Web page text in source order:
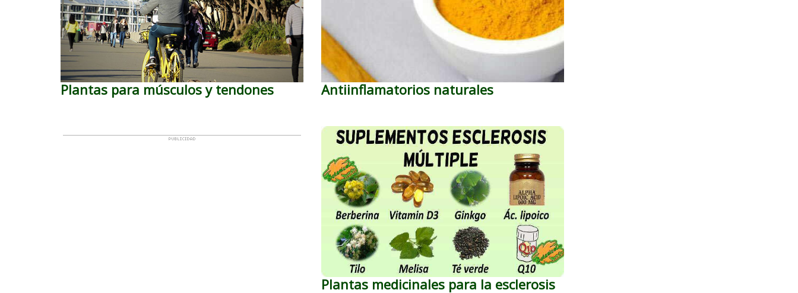
Plantas para músculos y tendones Antiinflamatorios naturales
Plantas medicinales para la esclerosis